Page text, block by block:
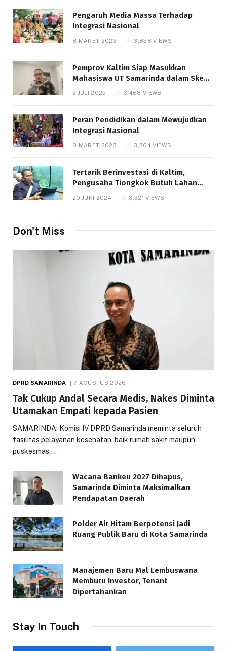
Pengaruh Media Massa Terhadap
Integrasi Nasional
8 MARET 2023 3,838VIEWS
Pemprov Kaltim Siap Masukkan
Mahasiswa UT Samarinda dalam Skema
Bantuan Pendidikan Gratispol
2 JULI 2025 3,468 VIEWS
Peran Pendidikan dalam Mewujudkan
Integrasi Nasional
8 MARET 2023 3,364VIEWS
Tertarik Berinvestasi di Kaltim,
Pengusaha Tiongkok Butuh Lahan
20 JUNI 2024 3,321VIEWS
Don't Miss
DPRD SAMARINDA 7 AGUSTUS 2026
Tak Cukup Andal Secara Medis, Nakes Diminta
Utamakan Empati kepada Pasien
SAMARINDA: Komisi IV DPRD Samarinda meminta seluruh
fasilitas pelayanan kesehatan, baik rumah sakit maupun
puskesmas,…
Wacana Bankeu 2027 Dihapus,
Samarinda Diminta Maksimalkan
Pendapatan Daerah
Polder Air Hitam Berpotensi Jadi
Ruang Publik Baru di Kota Samarinda
Manajemen Baru Mal Lembuswana
Memburu Investor, Tenant
Dipertahankan
Stay In Touch